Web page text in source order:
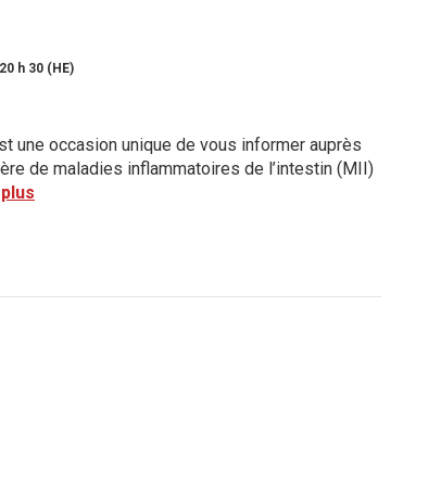
h 30 (HE)
une occasion unique de vous informer auprès
de maladies inflammatoires de l’intestin (MII)